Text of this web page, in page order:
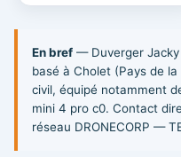
En bref — Duverger
basé à Cholet (Pays de
civil, équipé notamment
mini 4 pro c0. Contact
réseau DRONECORP —